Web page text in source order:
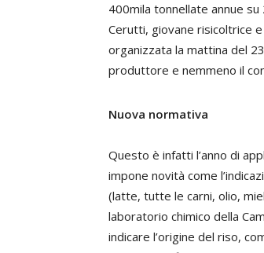
400mila tonnellate annue
Cerutti, giovane risicoltrice
organizzata la mattina del
produttore e nemmeno il
Nuova normativa
Questo è infatti l’anno di
impone novità come
(latte, tutte le carni, olio,
laboratorio chimico della
indicare l’origine del riso,